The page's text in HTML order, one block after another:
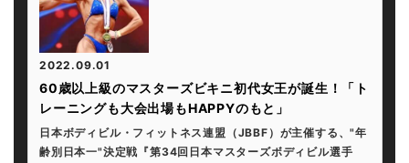
2022.09.01
60歳以上級のマスターズビキニ初代女王が誕生！「ト
レーニングも大会出場もHAPPYのもと」
日本ボディビル・フィットネス連盟（JBBF）が主催する、"年
齢別日本一"決定戦『第34回日本マスターズボディビル選手